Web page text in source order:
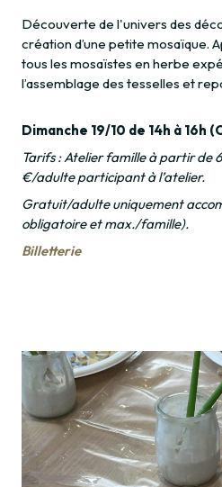
Découverte de l'univers des
création d’une petite mosaïque.
tous les mosaïstes en herbe
l’assemblage des tesselles et
Dimanche 19/10 de 14h à 16h
Tarifs : Atelier famille à partir de
€/adulte participant à l’atelier.
Gratuit/adulte uniquement
obligatoire et max./famille).
Billetterie